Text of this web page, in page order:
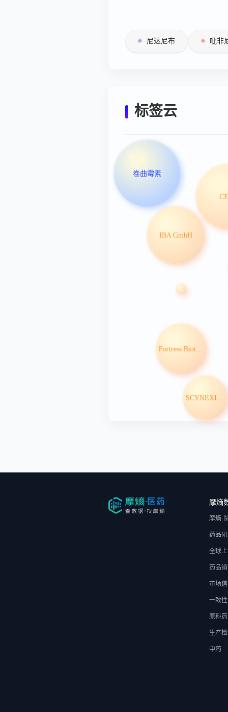
尼达尼布 吡非
标签云
Fortress Biotech Inc
IBA GmbH
卷曲霉素
摩熵
摩熵·
药品
全球
药品
市场
一致
原料药
生产
中药